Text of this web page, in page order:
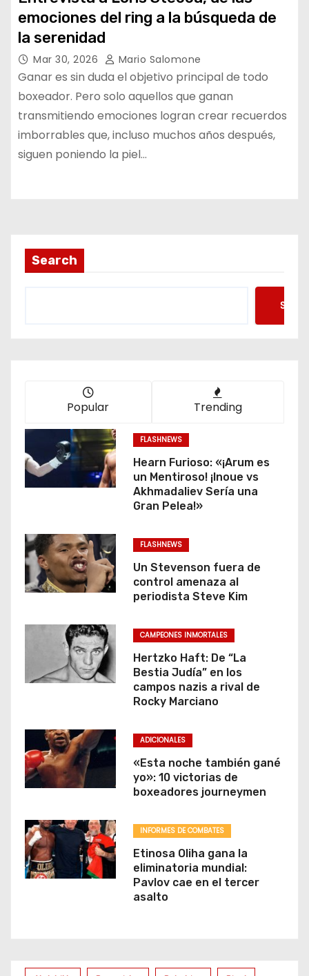
emociones del ring a la búsqueda de
la serenidad
Mar 30, 2026 Mario Salomone
Ganar es sin duda el objetivo principal de todo
boxeador. Pero solo aquellos que ganan
transmitiendo emociones logran crear recuerdos
imborrables que, incluso muchos años después,
siguen poniendo la piel…
Search
Popular Trending
FLASHNEWS
Hearn Furioso: «¡Arum es
un Mentiroso! ¡Inoue vs
Akhmadaliev Sería una
Gran Pelea!»
FLASHNEWS
Un Stevenson fuera de
control amenaza al
periodista Steve Kim
CAMPEONES INMORTALES
Hertzko Haft: De “La
Bestia Judía” en los
campos nazis a rival de
Rocky Marciano
ADICIONALES
«Esta noche también gané
yo»: 10 victorias de
boxeadores journeymen
INFORMES DE COMBATES
Etinosa Oliha gana la
eliminatoria mundial:
Pavlov cae en el tercer
asalto